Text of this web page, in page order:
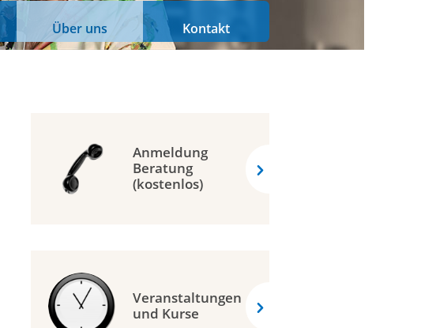
Über uns Kontakt
Anmeldung
Beratung
(kostenlos)
Veranstaltungen
und Kurse